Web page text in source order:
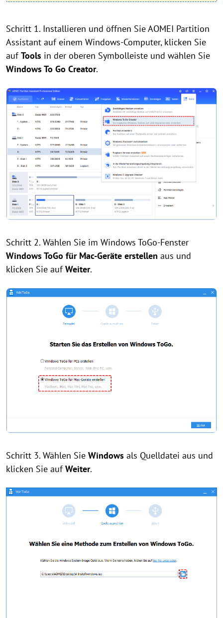
Schritt 1. Installieren und öffnen Sie AOMEI Partition
Assistant auf einem Windows-Computer, klicken Sie
aufTools in der oberen Symbolleiste und wählen Sie
Windows To Go Creator.
Schritt 2. Wählen Sie im Windows ToGo-Fenster
Windows ToGo für Mac-Geräte erstellen aus und
klicken Sie aufWeiter.
Schritt 3. Wählen Sie Windows als Quelldatei aus und
klicken Sie aufWeiter.